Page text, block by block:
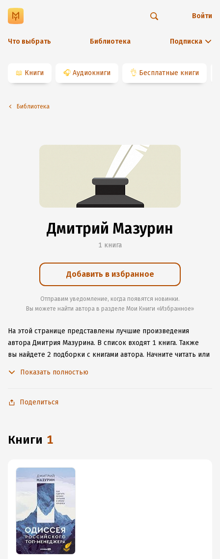
Что выбрать Библиотека Подписка
Войти
📖 Книги 🎧 Аудиокниги 👌 Бесплатные книги
Библиотека
Дмитрий Мазурин
1 книга
Добавить в избранное
Отправим уведомление, когда появятся новинки.
Вы можете найти автора в разделе Мои Книги «Избранное»
На этой странице представлены лучшие произведения
автора Дмитрия Мазурина. В список входят 1 книга. Также
вы найдете 2 подборки с книгами автора. Начните читать или
без подключения к интернету.
Показать полностью
Поделиться
книги 1